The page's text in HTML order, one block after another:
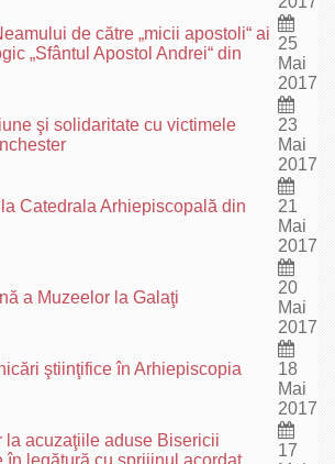
de către „micii apostoli“ ai
„Sfântul Apostol Andrei“ din
25
Mai
2017
şi solidaritate cu victimele
23
Mai
2017
Catedrala Arhiepiscopală din
21
Mai
2017
a Muzeelor la Galaţi
20
Mai
2017
ştiinţifice în Arhiepiscopia
18
Mai
2017
la acuzaţiile aduse Bisericii
în legătură cu sprijinul acordat
17